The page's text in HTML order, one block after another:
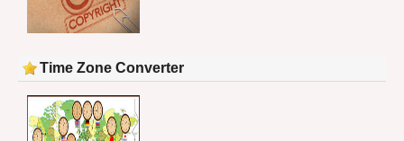
Time Zone Converter